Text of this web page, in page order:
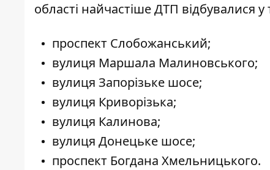
області найчастіше ДТП відбувалися у
проспект Слобожанський;
вулиця Маршала Малиновського;
вулиця Запорізьке шосе;
вулиця Криворізька;
вулиця Калинова;
вулиця Донецьке шосе;
проспект Богдана Хмельницького.